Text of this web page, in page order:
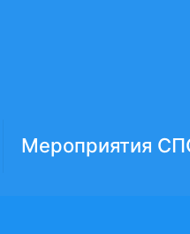
Мероприятия